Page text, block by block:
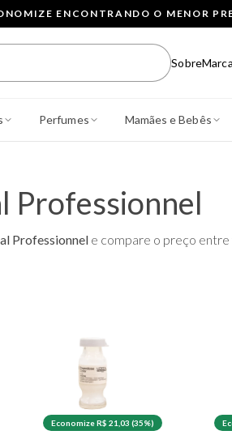
ENCONTRANDO O MENOR
Sobre
Perfumes Mamães e Bebês
Professionnel
Professionnel e compare o preço entre
Economize R$ 21,03 (35%)